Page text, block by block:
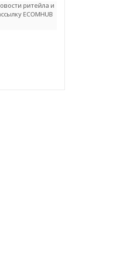
ритейла и
ECOMHUB